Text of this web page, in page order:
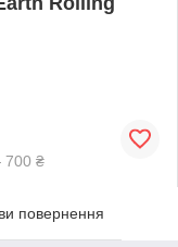
700 ₴
повернення